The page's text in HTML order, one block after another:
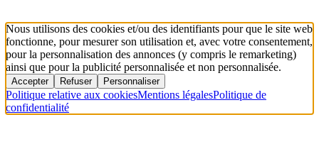
Nous utilisons des cookies et/ou des identifiants pour que le site web
fonctionne, pour mesurer son utilisation et, avec votre consentement,
pour la personnalisation des annonces (y compris le remarketing)
ainsi que pour la publicité personnalisée et non personnalisée.
Accepter Refuser Personnaliser
Politique relative aux cookiesMentions légalesPolitique de
confidentialité